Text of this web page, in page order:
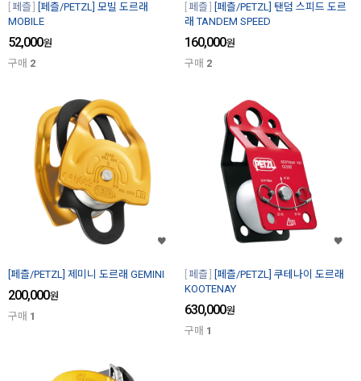
페츨
[페츨/PETZL] 모빌 도르래
MOBILE
52,000원
구매 2
페츨
[페츨/PETZL] 탠덤 스피드 도르
래 TANDEM SPEED
160,000원
구매 2
[페츨/PETZL] 제미니 도르래 GEMINI
200,000원
구매 1
페츨
[페츨/PETZL] 쿠테나이 도르래
KOOTENAY
630,000원
구매 1